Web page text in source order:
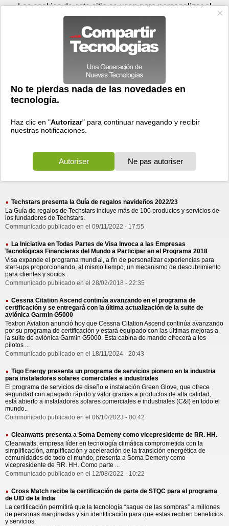
Prensa Videos
> presenta programa
presenta programa servicios
372 resultados Ordenar por fecha-Ordenar por pertinencia
Techstars presenta la Guía de regalos navideños 2022/23
La Guía de regalos de Techstars incluye más de 100 productos y servicios de
los fundadores de Techstars.
Communicado publicado en el 09/11/2022 - 17:55
La Iniciativa en Todas Partes de Visa Invoca a las Empresas
Tecnológicas Financieras del Mundo a Participar en el Programa 2018
Visa expande el programa mundial, a fin de personalizar experiencias para
start-ups proporcionando, al mismo tiempo, un mecanismo de descubrimiento
para clientes y socios.
Communicado publicado en el 28/02/2018 - 22:35
Cessna Citation Ascend continúa avanzando en el programa de
certificación y se entregará con la última actualización de la suite de
aviónica Garmin G5000
Textron Aviation anunció hoy que Cessna Citation Ascend continúa avanzando
por su programa de certificación y estará equipado con las últimas mejoras a
la suite de aviónica Garmin G5000. Esta cabina de mando ofrecerá a los
pilotos ...
Communicado publicado en el 18/11/2024 - 20:43
Tigo Energy presenta un programa de servicios pionero en la industria
para instaladores solares comerciales e industriales
El programa de servicios de diseño e instalación Green Glove, que ofrece
seguridad con apagado rápido y valor gracias a productos de alta calidad,
está abierto a instaladores solares comerciales e industriales (C&I) en todo el
mundo..
Communicado publicado en el 06/10/2023 - 00:42
Cleanwatts presenta a Soma Demeny como vicepresidente de RR. HH.
Cleanwatts, empresa líder en tecnología climática comprometida con la
simplificación, amplificación y aceleración de la transición energética de
comunidades de todo el mundo, presenta a Soma Demeny como
vicepresidente de RR. HH. Como parte ...
Communicado publicado en el 12/08/2022 - 10:22
Cross Match recibe la certificación de parte de STQC para el programa
de UID de la India
La certificación permitirá que la tecnología “saque de las sombras” a millones
de personas marginadas y sin identificación para que estas reciban beneficios
y servicios.
Sábado 08 de agosto - 03:34 Registrar Conectar
Las cookies de este sitio se usan para personalizar el
contenido y los anuncios, para ofrecer funciones de medios
sociales y para analizar el tráfico. Además, compartimos
información sobre el uso que haga del sitio web con nuestros
partners de medios sociales, de publicidad y de análisis
web.
OK